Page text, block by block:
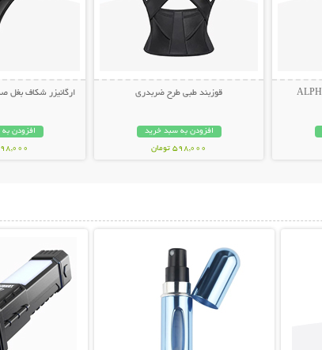
قوزبند طبی طرح ضربدری
افزودن به سبد خرید
598,000 تومان
ارگانیزر شکاف بغل
افزودن
498,000